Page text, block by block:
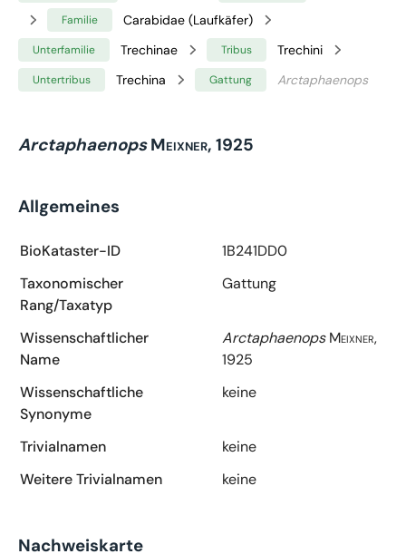
Familie Carabidae (Laufkäfer)
Unterfamilie Trechinae Tribus Trechini
Untertribus Trechina Gattung Arctaphaenops
Arctaphaenops Meixner, 1925
Allgemeines
BioKataster-ID
1B241DD0
Taxonomischer
Rang/Taxatyp
Gattung
Wissenschaftlicher
Name
Arctaphaenops Meixner,
1925
Wissenschaftliche
Synonyme
keine
Trivialnamen
keine
Weitere Trivialnamen
keine
Nachweiskarte